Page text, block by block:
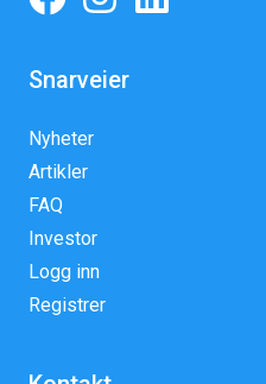
Snarveier
Nyheter
Artikler
FAQ
Investor
Logg inn
Registrer